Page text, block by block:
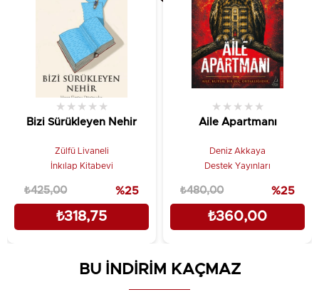
Bizi Sürükleyen Nehir
★ ★ ★ ★ ★
Zülfü Livaneli
İnkılap Kitabevi
₺318,75
₺425,00 %25
Aile Apartmanı
★ ★ ★ ★ ★
Deniz Akkaya
Destek Yayınları
₺360,00
₺480,00 %25
BU İNDİRİM KAÇMAZ